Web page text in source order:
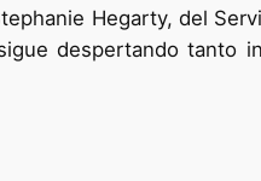
Hegarty, del
despertando tanto